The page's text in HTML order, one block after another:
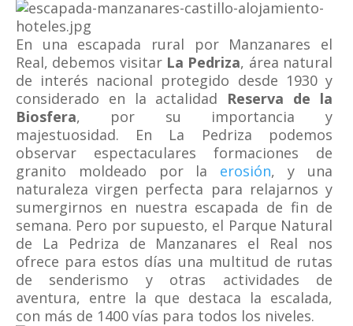
En una escapada rural por Manzanares el
Real, debemos visitar La Pedriza, área natural
de interés nacional protegido desde 1930 y
considerado en la actalidad Reserva de la
Biosfera, por su importancia y
majestuosidad. En La Pedriza podemos
observar espectaculares formaciones de
granito moldeado por la erosión, y una
naturaleza virgen perfecta para relajarnos y
sumergirnos en nuestra escapada de fin de
semana. Pero por supuesto, el Parque Natural
de La Pedriza de Manzanares el Real nos
ofrece para estos días una multitud de rutas
de senderismo y otras actividades de
aventura, entre la que destaca la escalada,
con más de 1400 vías para todos los niveles.